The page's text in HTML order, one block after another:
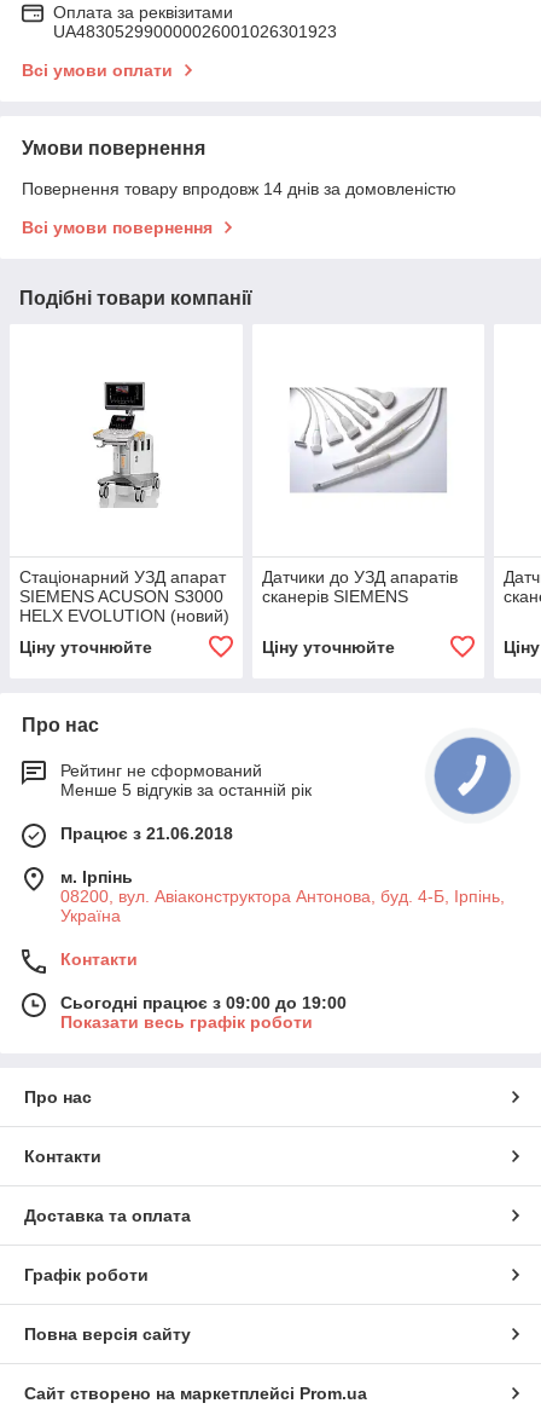
Оплата за реквізитами
UA483052990000026001026301923
Всі умови оплати
Умови повернення
Повернення товару впродовж 14 днів за домовленістю
Всі умови повернення
Подібні товари компанії
Cтаціонарний УЗД апарат
SIEMENS ACUSON S3000
HELX EVOLUTION (новий)
Ціну уточнюйте
Датчики до УЗД апаратів
сканерів SIEMENS
Ціну уточнюйте
Про нас
Рейтинг не сформований
Менше 5 відгуків за останній рік
Працює з 21.06.2018
м. Ірпінь
08200, вул. Авіаконструктора Антонова, буд. 4-Б, Ірпінь,
Україна
Контакти
Сьогодні працює з 09:00 до 19:00
Показати весь графік роботи
Про нас
Контакти
Доставка та оплата
Графік роботи
Повна версія сайту
Сайт створено на маркетплейсі Prom.ua